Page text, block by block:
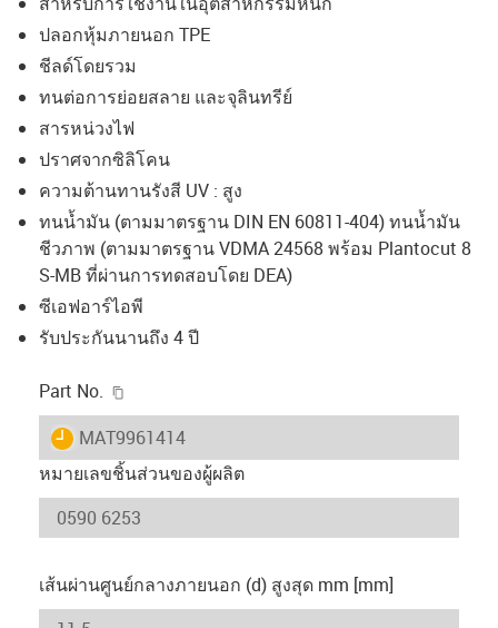
ปลอกหุ้มภายนอก TPE
ชีลด์โดยรวม
ทนต่อการย่อยสลาย และจุลินทรีย์
สารหน่วงไฟ
ปราศจากซิลิโคน
ความต้านทานรังสี UV : สูง
ทนน้ำมัน (ตามมาตรฐาน DIN EN 60811-404) ทนน้ำมัน
ชีวภาพ (ตามมาตรฐาน VDMA 24568 พร้อม Plantocut 8
S-MB ที่ผ่านการทดสอบโดย DEA)
ซีเอฟอาร์ไอพี
รับประกันนานถึง 4 ปี
Part No.
igus-icon-lieferzeit
MAT9961414
หมายเลขชิ้นส่วนของผู้ผลิต
เส้นผ่านศูนย์กลางภายนอก (d) สูงสุด mm [mm]